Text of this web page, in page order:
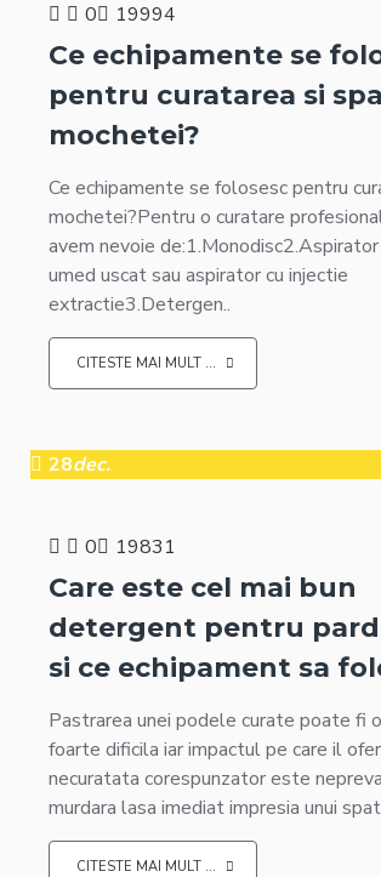
0 19994
Ce echipamente se
pentru curatarea si
mochetei?
Ce echipamente se folosesc pentru
mochetei?Pentru o curatare
avem nevoie
umed uscat sau aspirator cu injectie
extractie3.Detergen..
CITESTE MAI MULT ...
28dec.
0 19831
Care este cel mai bun
detergent pentru
si ce echipament sa
Pastrarea unei podele curate poate fi
foarte dificila iar impactul pe care il
necuratata corespunzator este
murdara lasa imediat impresia unui
CITESTE MAI MULT ...